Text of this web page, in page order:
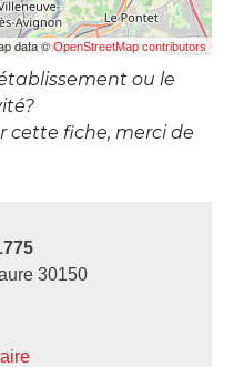
data ©OpenStreetMap contributors
ou le
cette fiche, merci de
30150